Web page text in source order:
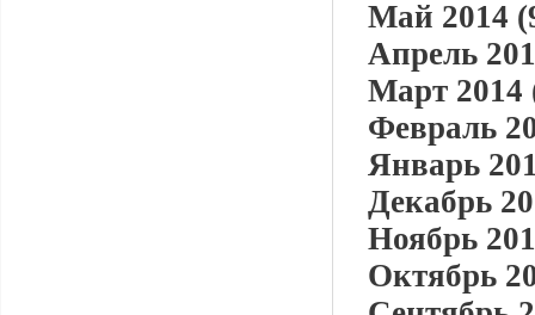
Май 2014
Апрель
Март 2014
Февраль
Январь
Декабрь
Ноябрь
Октябрь